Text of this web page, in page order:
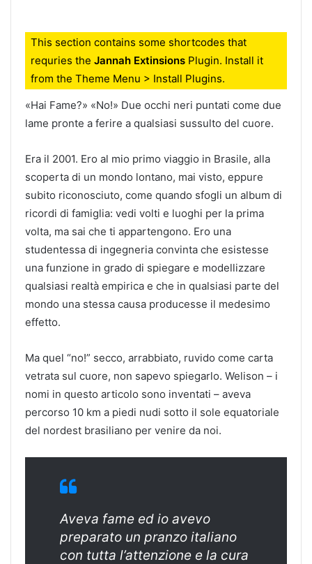
This section contains some shortcodes that
requries the Jannah Extinsions Plugin. Install it
from the Theme Menu > Install Plugins.
«Hai Fame?» «No!» Due occhi neri puntati come due
lame pronte a ferire a qualsiasi sussulto del cuore.
Era il 2001. Ero al mio primo viaggio in Brasile, alla
scoperta di un mondo lontano, mai visto, eppure
subito riconosciuto, come quando sfogli un album di
ricordi di famiglia: vedi volti e luoghi per la prima
volta, ma sai che ti appartengono. Ero una
studentessa di ingegneria convinta che esistesse
una funzione in grado di spiegare e modellizzare
qualsiasi realtà empirica e che in qualsiasi parte del
mondo una stessa causa producesse il medesimo
effetto.
Ma quel “no!” secco, arrabbiato, ruvido come carta
vetrata sul cuore, non sapevo spiegarlo. Welison – i
nomi in questo articolo sono inventati – aveva
percorso 10 km a piedi nudi sotto il sole equatoriale
del nordest brasiliano per venire da noi.
Aveva fame ed io avevo
preparato un pranzo italiano
con tutta l’attenzione e la cura